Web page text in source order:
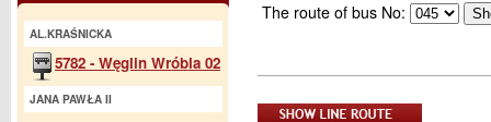
The route of bus No:
AL.KRAŚNICKA
5782 - Węglin Wróbla 02
JANA PAWŁA II